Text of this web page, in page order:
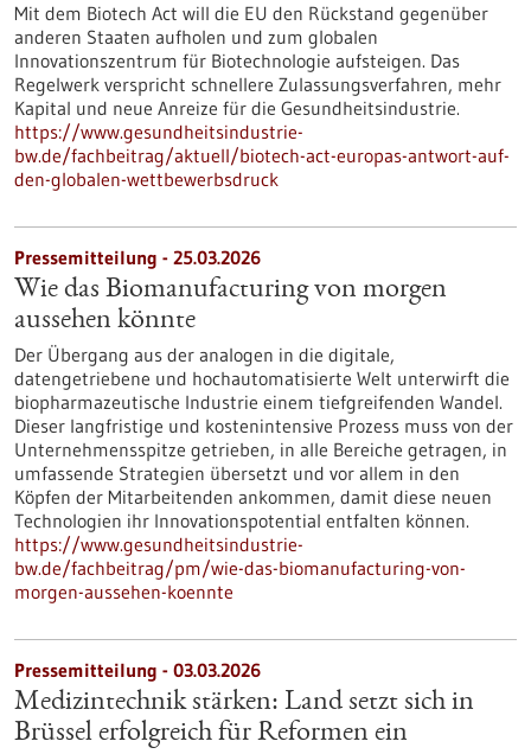
Mit dem Biotech Act will die EU den Rückstand gegenüber
anderen Staaten aufholen und zum globalen
Innovationszentrum für Biotechnologie aufsteigen. Das
Regelwerk verspricht schnellere Zulassungsverfahren, mehr
Kapital und neue Anreize für die Gesundheitsindustrie.
https://www.gesundheitsindustrie-
bw.de/fachbeitrag/aktuell/biotech-act-europas-antwort-auf-
den-globalen-wettbewerbsdruck
Pressemitteilung - 25.03.2026
Wie das Biomanufacturing von morgen
aussehen könnte
Der Übergang aus der analogen in die digitale,
datengetriebene und hochautomatisierte Welt unterwirft die
biopharmazeutische Industrie einem tiefgreifenden Wandel.
Dieser langfristige und kostenintensive Prozess muss von der
Unternehmensspitze getrieben, in alle Bereiche getragen, in
umfassende Strategien übersetzt und vor allem in den
Köpfen der Mitarbeitenden ankommen, damit diese neuen
Technologien ihr Innovationspotential entfalten können.
https://www.gesundheitsindustrie-
bw.de/fachbeitrag/pm/wie-das-biomanufacturing-von-
morgen-aussehen-koennte
Pressemitteilung - 03.03.2026
Medizintechnik stärken: Land setzt sich in
Brüssel erfolgreich für Reformen ein